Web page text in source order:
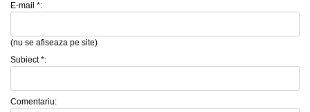
E-mail *:
(nu se afiseaza pe site)
Subiect *:
Comentariu: